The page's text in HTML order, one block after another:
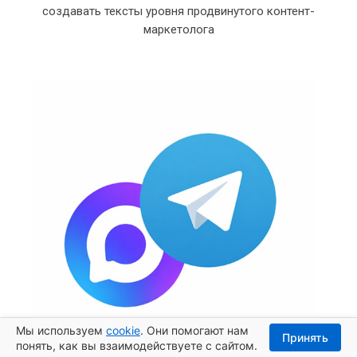
Мы используем cookie. Они помогают нам
понять, как вы взаимодействуете с сайтом.
Принять
создавать тексты уровня продвинутого контент-
маркетолога